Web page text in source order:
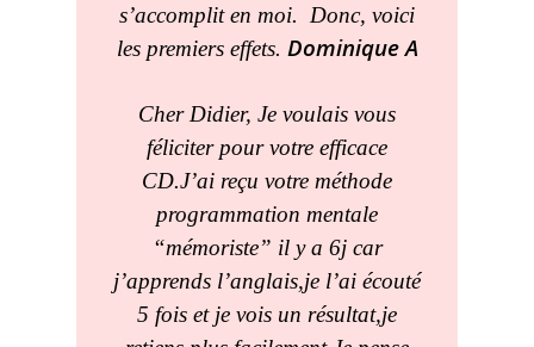
s’accomplit en moi. Donc, voici
les premiers effets. Dominique A
Cher Didier, Je voulais vous
féliciter pour votre efficace
CD.J’ai reçu votre méthode
programmation mentale
“mémoriste” il y a 6j car
j’apprends l’anglais,je l’ai écouté
5 fois et je vois un résultat,je